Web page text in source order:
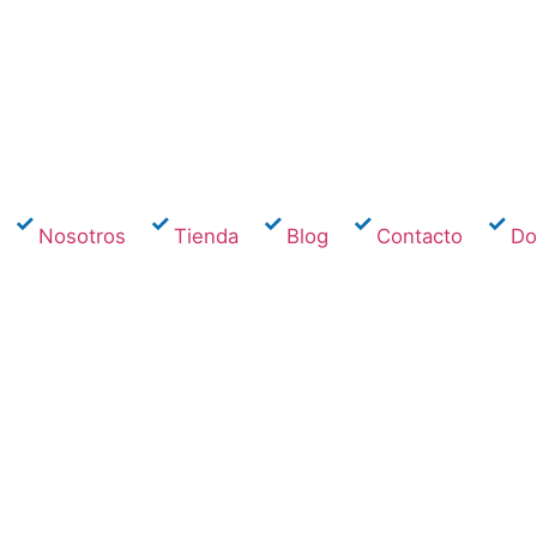
Nosotros Tienda Blog Contacto